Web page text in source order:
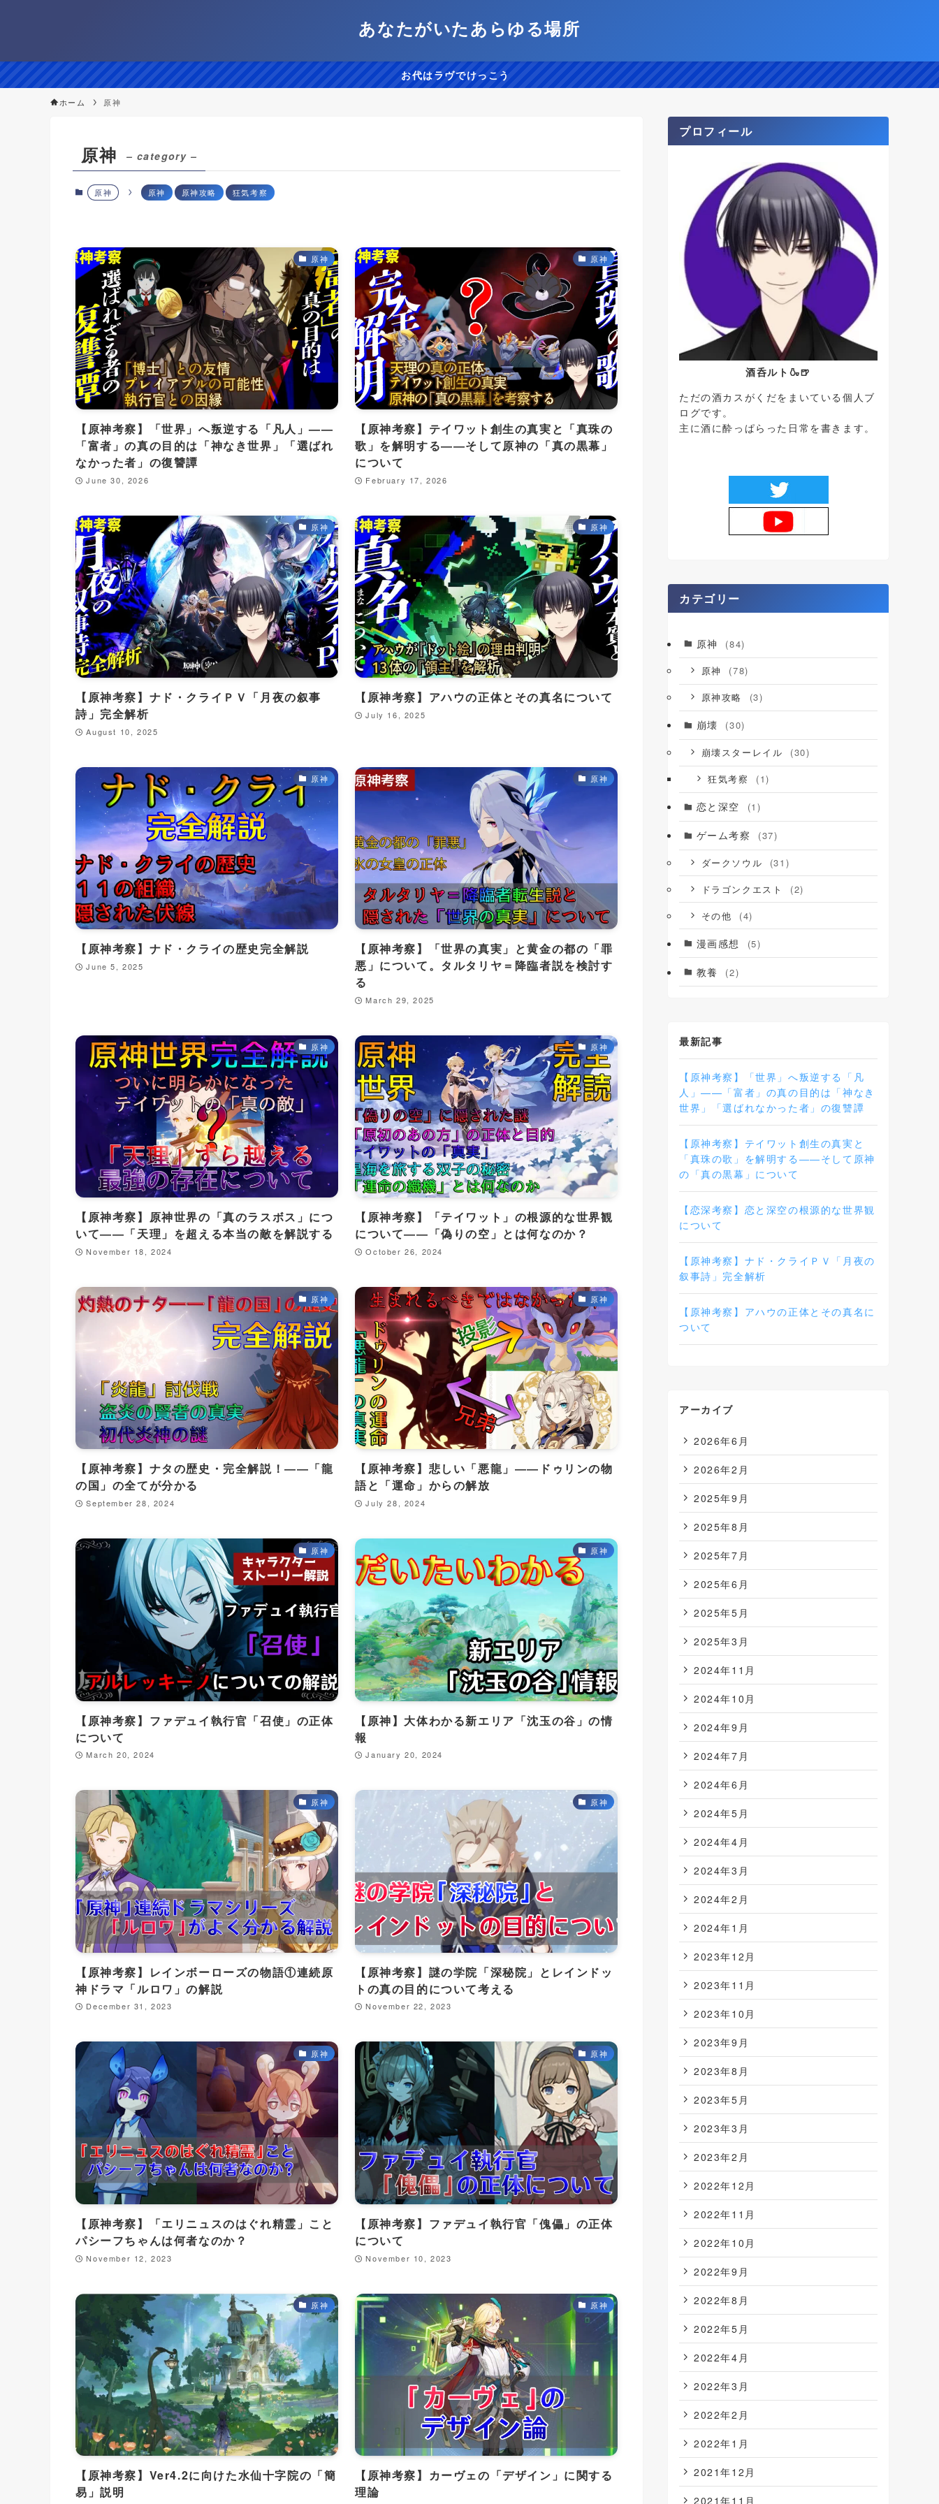
あなたがいたあらゆる場所
お代はラヴでけっこう
ホーム 原神
原神 – category –
原神 原神 原神攻略 狂気考察
原神
【原神考察】「世界」へ叛逆する「凡人」——
「富者」の真の目的は「神なき世界」「選ばれ
なかった者」の復讐譚
June 30, 2026
原神
【原神考察】テイワット創生の真実と「真珠の
歌」を解明する――そして原神の「真の黒幕」
について
February 17, 2026
原神
【原神考察】ナド・クライＰＶ「月夜の叙事
詩」完全解析
August 10, 2025
原神
【原神考察】アハウの正体とその真名について
July 16, 2025
原神
【原神考察】ナド・クライの歴史完全解説
June 5, 2025
原神
【原神考察】「世界の真実」と黄金の都の「罪
悪」について。タルタリヤ＝降臨者説を検討す
る
March 29, 2025
原神
【原神考察】原神世界の「真のラスボス」につ
いて――「天理」を超える本当の敵を解説する
November 18, 2024
原神
【原神考察】「テイワット」の根源的な世界観
について――「偽りの空」とは何なのか？
October 26, 2024
原神
【原神考察】ナタの歴史・完全解説！――「龍
の国」の全てが分かる
September 28, 2024
原神
【原神考察】悲しい「悪龍」――ドゥリンの物
語と「運命」からの解放
July 28, 2024
原神
【原神考察】ファデュイ執行官「召使」の正体
について
March 20, 2024
原神
【原神】大体わかる新エリア「沈玉の谷」の情
報
January 20, 2024
原神
【原神考察】レインボーローズの物語①連続原
神ドラマ「ルロワ」の解説
December 31, 2023
原神
【原神考察】謎の学院「深秘院」とレインドッ
トの真の目的について考える
November 22, 2023
原神
【原神考察】「エリニュスのはぐれ精霊」こと
パシーフちゃんは何者なのか？
November 12, 2023
原神
【原神考察】ファデュイ執行官「傀儡」の正体
について
November 10, 2023
原神
【原神考察】Ver4.2に向けた水仙十字院の「簡
易」説明
原神
【原神考察】カーヴェの「デザイン」に関する
理論
プロフィール
酒呑ルト🍶🍺
ただの酒カスがくだをまいている個人ブ
ログです。
主に酒に酔っぱらった日常を書きます。
カテゴリー
原神 (84)
原神 (78)
原神攻略 (3)
崩壊 (30)
崩壊スターレイル (30)
狂気考察 (1)
恋と深空 (1)
ゲーム考察 (37)
ダークソウル (31)
ドラゴンクエスト (2)
その他 (4)
漫画感想 (5)
教養 (2)
最新記事
【原神考察】「世界」へ叛逆する「凡
人」——「富者」の真の目的は「神なき
世界」「選ばれなかった者」の復讐譚
【原神考察】テイワット創生の真実と
「真珠の歌」を解明する――そして原神
の「真の黒幕」について
【恋深考察】恋と深空の根源的な世界観
について
【原神考察】ナド・クライＰＶ「月夜の
叙事詩」完全解析
【原神考察】アハウの正体とその真名に
ついて
アーカイブ
2026年6月
2026年2月
2025年9月
2025年8月
2025年7月
2025年6月
2025年5月
2025年3月
2024年11月
2024年10月
2024年9月
2024年7月
2024年6月
2024年5月
2024年4月
2024年3月
2024年2月
2024年1月
2023年12月
2023年11月
2023年10月
2023年9月
2023年8月
2023年5月
2023年3月
2023年2月
2022年12月
2022年11月
2022年10月
2022年9月
2022年8月
2022年5月
2022年4月
2022年3月
2022年2月
2022年1月
2021年12月
2021年11月